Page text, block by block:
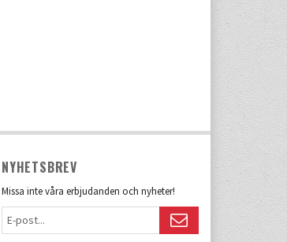
NYHETSBREV
Missa inte våra erbjudanden och nyheter!